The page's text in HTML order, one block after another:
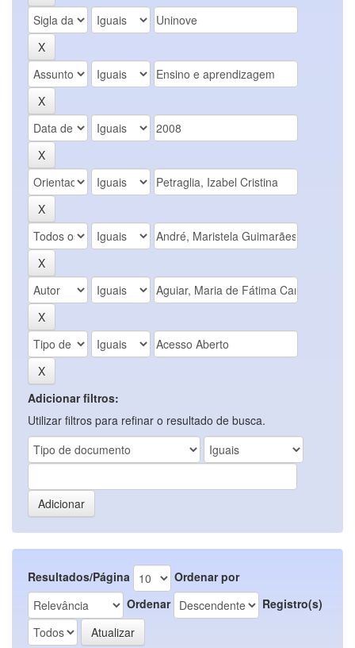
Adicionar filtros:
Utilizar filtros para refinar o resultado de busca.
Resultados/Página
Ordenar por
Ordenar
Registro(s)